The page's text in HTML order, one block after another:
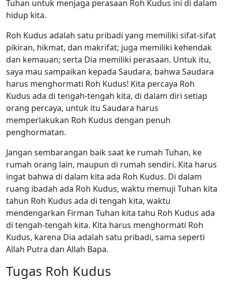
Tuhan untuk menjaga perasaan Roh Kudus ini di dalam
hidup kita.
Roh Kudus adalah satu pribadi yang memiliki sifat-sifat
pikiran, hikmat, dan makrifat; juga memiliki kehendak
dan kemauan; serta Dia memiliki perasaan. Untuk itu,
saya mau sampaikan kepada Saudara, bahwa Saudara
harus menghormati Roh Kudus! Kita percaya Roh
Kudus ada di tengah-tengah kita, di dalam diri setiap
orang percaya, untuk itu Saudara harus
memperlakukan Roh Kudus dengan penuh
penghormatan.
Jangan sembarangan baik saat ke rumah Tuhan, ke
rumah orang lain, maupun di rumah sendiri. Kita harus
ingat bahwa di dalam kita ada Roh Kudus. Di dalam
ruang ibadah ada Roh Kudus, waktu memuji Tuhan kita
tahun Roh Kudus ada di tengah kita, waktu
mendengarkan Firman Tuhan kita tahu Roh Kudus ada
di tengah-tengah kita. Kita harus menghormati Roh
Kudus, karena Dia adalah satu pribadi, sama seperti
Allah Putra dan Allah Bapa.
Tugas Roh Kudus